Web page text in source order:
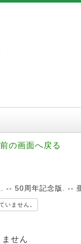
前の画面へ戻る
. -- 50周年記念版. --
いません。
せん